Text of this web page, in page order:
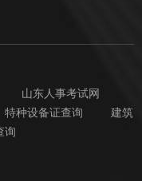
山东人事考试网
特种设备证查询
建筑
询